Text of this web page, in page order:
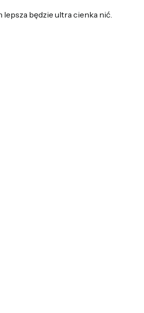
będzie ultra cienka nić.